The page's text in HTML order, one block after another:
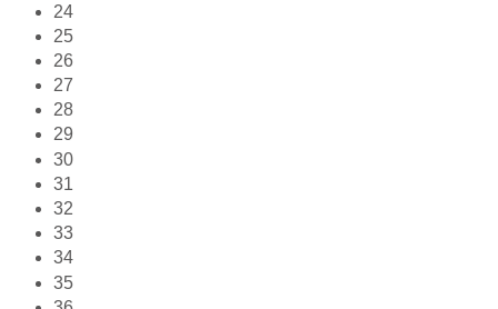
24
25
26
27
28
29
30
31
32
33
34
35